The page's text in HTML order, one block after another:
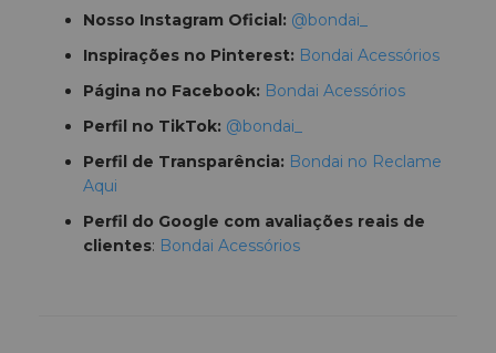
Nosso Instagram Oficial: @bondai_
Inspirações no Pinterest: Bondai Acessórios
Página no Facebook: Bondai Acessórios
Perfil no TikTok: @bondai_
Perfil de Transparência: Bondai no Reclame
Aqui
Perfil do Google com avaliações reais de
clientes: Bondai Acessórios